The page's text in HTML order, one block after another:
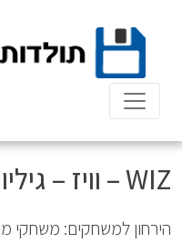
content
WIZ – וויז – גיליון מספר 99
הירחון למשחקים: משחקי